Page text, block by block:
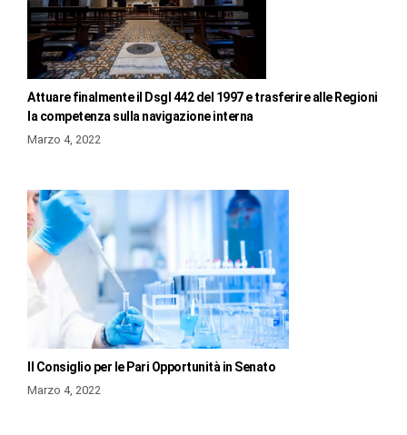
Attuare finalmente il Dsgl 442 del 1997 e trasferire alle Regioni
la competenza sulla navigazione interna
Marzo 4, 2022
Il Consiglio per le Pari Opportunità in Senato
Marzo 4, 2022